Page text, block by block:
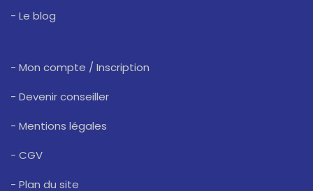
- Le blog
- Mon compte / Inscription
- Devenir conseiller
- Mentions légales
- CGV
- Plan du site